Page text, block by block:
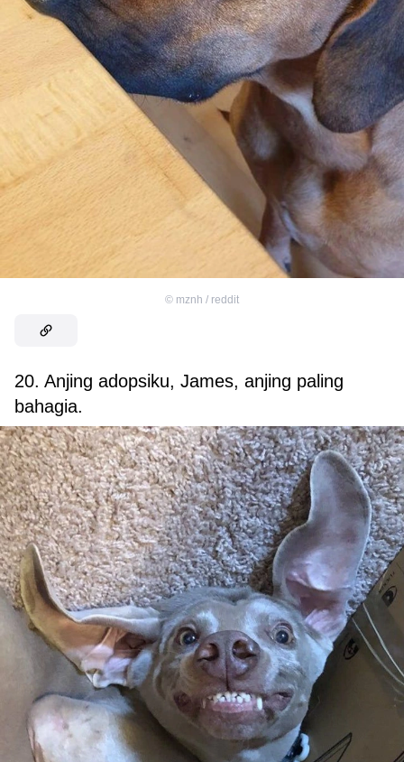
© mznh / reddit
20. Anjing adopsiku, James, anjing paling
bahagia.